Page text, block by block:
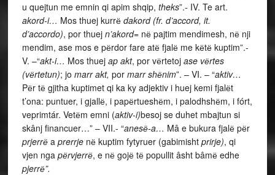
u quejtun me emnin qi apim shqip, theks”.- IV. Te art.
akord-i… Mos thuej kurrё dakord (fr. d’accord, it.
d’accordo), por thuej n’akord= nё pajtim mendimesh, nё nji
mendim, ase mos e pёrdor fare atё fjalё me kёtё kuptim”.-
V. –“akt-i… Mos thuej ap akt, por vёrtetoj ase vёrtes
(vёrtetun); jo marr akt, por marr shёnim”. – VI. – “aktiv…
Pёr tё gjitha kuptimet qi ka ky adjektiv i huej kemi fjalёt
t’ona: puntuer, i gjallё, i papёrtueshёm, i palodhshёm, i fórt,
veprimtár. Vetёm emni (aktiv-i)besoj se duhet mbajtun si
skânj financuer…” – VII.- “anesё-a… Mâ e bukura fjalё pёr
prjerrё a prerrje nё kuptim fytyruer (gabimisht prirje), qi
vjen nga pёrvjerrё, e nё gojё tё popullit âsht bâmё edhe
pjerrё”.